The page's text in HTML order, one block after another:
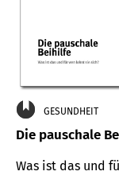
GESUNDHEIT
Die pauschale
Was ist das und